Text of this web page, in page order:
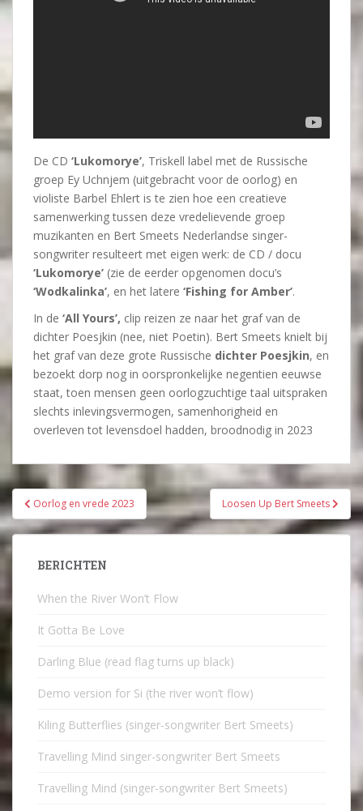
De CD ‘Lukomorye’, Triskell label met de Russische
groep Ey Uchnjem (uitgebracht voor de oorlog) en
violiste Barbel Ehlert is te zien hoe een creatieve
samenwerking tussen deze vredelievende groep
muzikanten en Bert Smeets Nederlandse singer-
songwriter resulteert met eigen werk: de CD / docu
‘Lukomorye’ (zie de eerder opgenomen docu’s
‘Wodkalinka’, en het latere ‘Fishing for Amber’.
In de ‘All Yours’, clip reizen ze naar het graf van de
dichter Poesjkin (nee, niet Poetin). Bert Smeets knielt bij
het graf van deze grote Russische dichter Poesjkin, en
bezoekt dorp nog in oorspronkelijke negentien eeuwse
staat, toen mensen geen oorlogzuchtige taal uitspraken
slechts inlevingsvermogen, samenhorigheid en
overleven tot levensdoel hadden, broodnodig in 2023
Bericht
navigatie
Oorlog en vrede 2023 Loosen Up Bert Smeets
BERICHTEN
When the River Won’t Flow
It Gotta Be Love
Darling Blue (read flag turns up black)
Demo version for Si (the river won’t flow)
Kiling Butterflies (singer-songwriter Bert Smeets)
Travelling Mind singer-songwriter Bert Smeets
Travelling Mind (singer-songwriter Bert Smeets)